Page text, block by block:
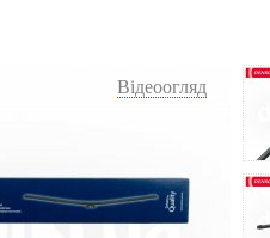
Відеоогляд